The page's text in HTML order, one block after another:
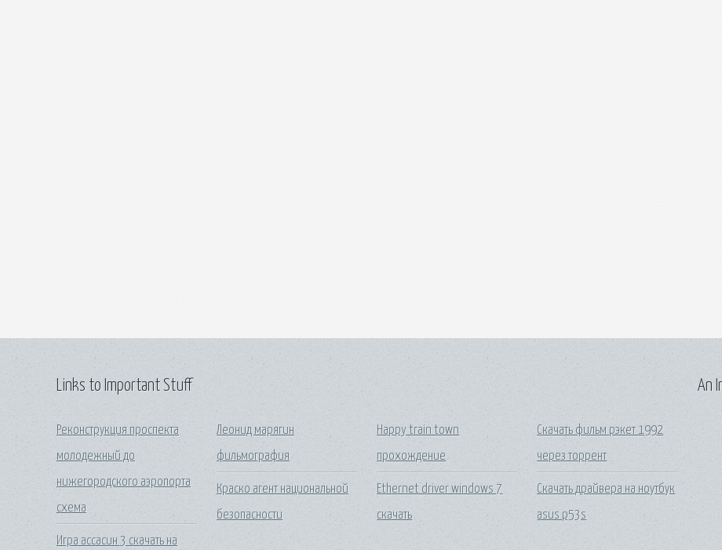
Links to Important Stuff
Реконструкция проспекта
молодежный до
нижегородского аэропорта
схема
Игра ассасин 3 скачать на
Леонид марягин
фильмография
Краско агент национальной
безопасности
Happy train town
прохождение
Ethernet driver windows 7
скачать
Скачать фильм рэкет 1992
через торрент
Скачать драйвера на ноутбук
asus p53s
An